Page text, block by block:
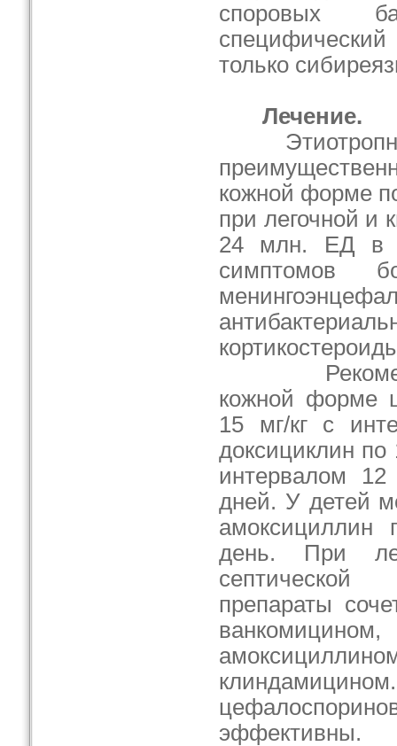
споровых
только
Лечение.
кожной форме
при легочной и
24 млн. ЕД в
симптомов
кожной форме
15 мг/кг с
доксициклин
интервалом
дней. У детей
день. При
препараты
эффективны.